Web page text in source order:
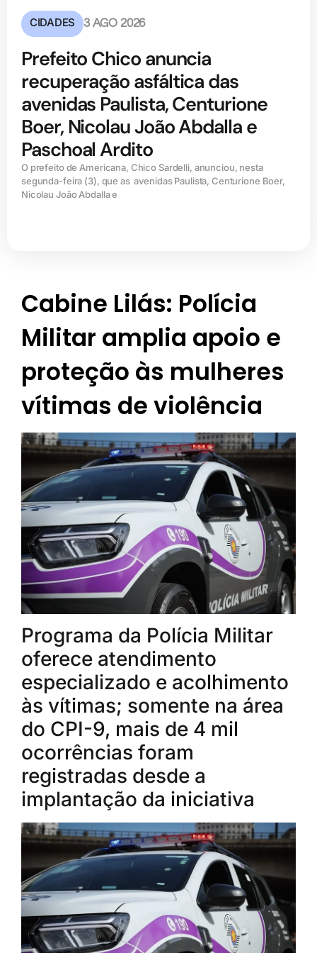
CIDADES 3 AGO 2026
Prefeito Chico anuncia
recuperação asfáltica das
avenidas Paulista, Centurione
Boer, Nicolau João Abdalla e
Paschoal Ardito
O prefeito de Americana, Chico Sardelli, anunciou, nesta
segunda-feira (3), que as avenidas Paulista, Centurione Boer,
Nicolau João Abdalla e
Cabine Lilás: Polícia
Militar amplia apoio e
proteção às mulheres
vítimas de violência
Programa da Polícia Militar
oferece atendimento
especializado e acolhimento
às vítimas; somente na área
do CPI-9, mais de 4 mil
ocorrências foram
registradas desde a
implantação da iniciativa